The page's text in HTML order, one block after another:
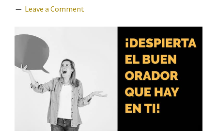
Leave a Comment